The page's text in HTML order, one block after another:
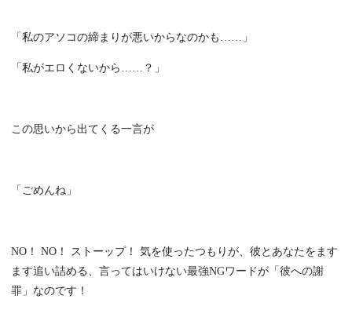
「私のアソコの締まりが悪いからなのかも……」
「私がエロくないから……？」
この思いから出てくる一言が
「ごめんね」
NO！ NO！ ストーップ！ 気を使ったつもりが、彼とあなたをます
ます追い詰める、言ってはいけない最強NGワードが「彼への謝
罪」なのです！